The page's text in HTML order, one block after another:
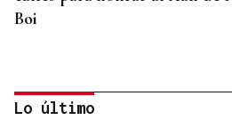
Boi
Lo último